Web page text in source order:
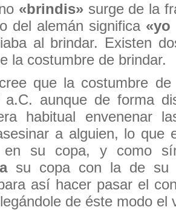
«brindis»surge de la
del alemán significa «yo
al brindar. Existen
la costumbre de brindar.
que la costumbre
a.C. aunque de forma
habitual envenenar
a alguien, lo que
en su copa, y como
su copa con la de su
así hacer pasar el
de éste modo el